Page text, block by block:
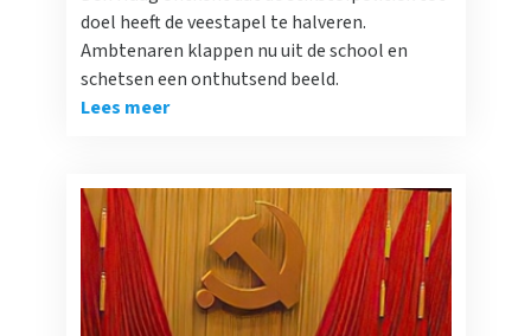
doel heeft de veestapel te halveren.
Ambtenaren klappen nu uit de school en
schetsen een onthutsend beeld.
Lees meer